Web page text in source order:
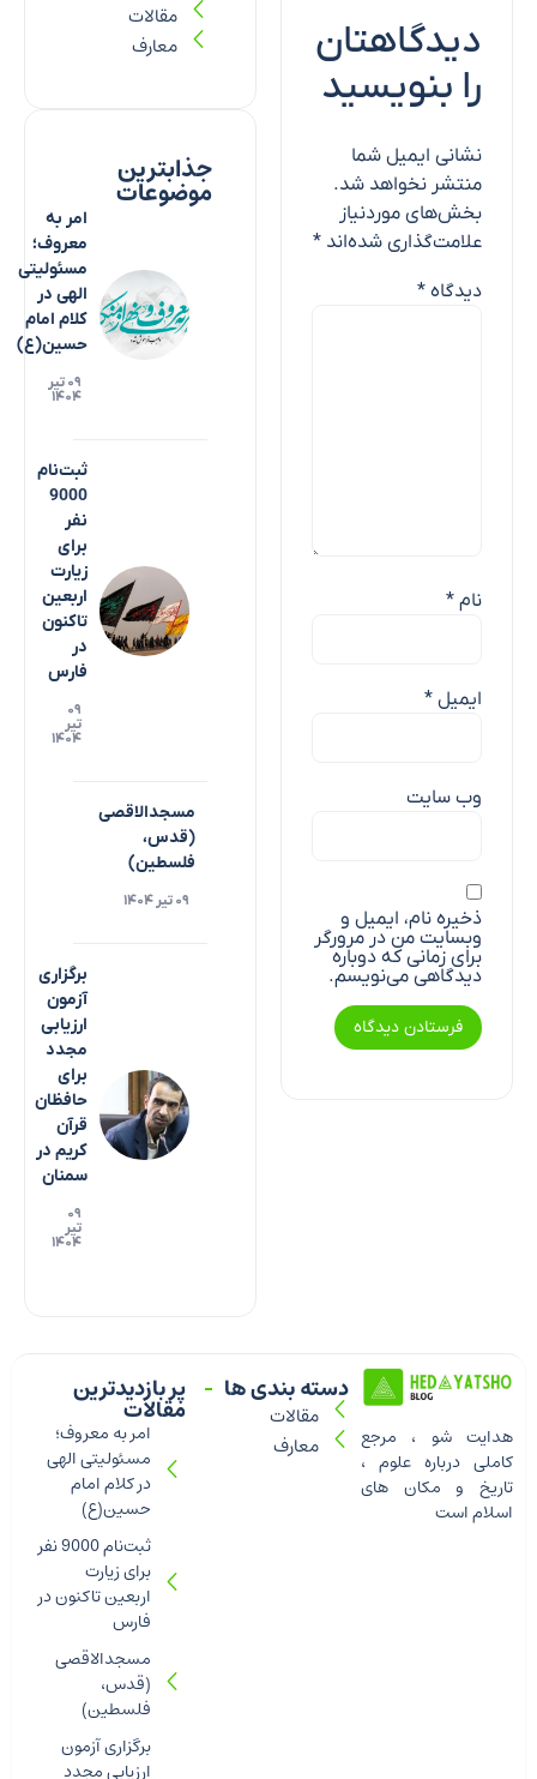
دیدگاهتان
را بنویسید
نشانی ایمیل شما
منتشر نخواهد شد.
بخش‌های موردنیاز
علامت‌گذاری شده‌اند *
دیدگاه *
نام *
ایمیل *
وب‌ سایت
ذخیره نام، ایمیل و
وبسایت من در مرورگر
برای زمانی که دوباره
دیدگاهی می‌نویسم.
مقالات
معارف
جذابترین
موضوعات
امر به
معروف؛
مسئولیتی
الهی در
کلام امام
حسین(ع)
۰۹ تیر
۱۴۰۴
ثبت‌نام
9000
نفر
برای
زیارت
اربعین
تاکنون
در
فارس
۰۹
تیر
۱۴۰۴
مسجدالاقصی
(قدس،
فلسطین)
۰۹ تیر ۱۴۰۴
برگزاری
آزمون
ارزیابی
مجدد
برای
حافظان
قرآن
کریم در
سمنان
۰۹
تیر
۱۴۰۴
پر بازدیدترین
مقالات
امر به معروف؛
مسئولیتی الهی
در کلام امام
حسین(ع)
ثبت‌نام 9000 نفر
برای زیارت
اربعین تاکنون در
فارس
مسجدالاقصی
(قدس،
فلسطین)
برگزاری آزمون
ارزیابی مجدد
دسته بندی ها
مقالات
معارف
هدایت شو ، مرجع
کاملی درباره علوم ،
تاریخ و مکان های
اسلام است